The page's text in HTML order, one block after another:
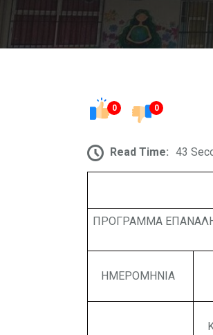
0 0
Read Time: 43
ΠΡΟΓΡΑΜΜΑ
ΗΜΕΡΟΜΗΝΙΑ